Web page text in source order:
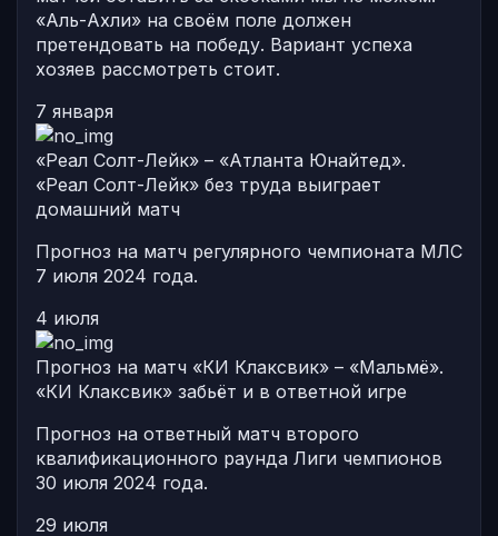
«Аль-Ахли» на своём поле должен
претендовать на победу. Вариант успеха
хозяев рассмотреть стоит.
7 января
«Реал Солт-Лейк» – «Атланта Юнайтед».
«Реал Солт-Лейк» без труда выиграет
домашний матч
Прогноз на матч регулярного чемпионата МЛС
7 июля 2024 года.
4 июля
Прогноз на матч «КИ Клаксвик» – «Мальмё».
«КИ Клаксвик» забьёт и в ответной игре
Прогноз на ответный матч второго
квалификационного раунда Лиги чемпионов
30 июля 2024 года.
29 июля